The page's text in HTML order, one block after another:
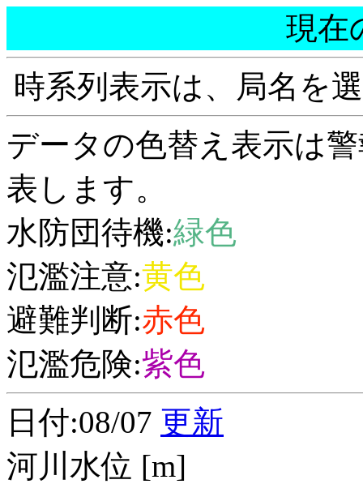
現在
時系列表示は、局名を
データの色替え表示は
表します。
水防団待機:緑色
氾濫注意:黄色
避難判断:赤色
氾濫危険:紫色
日付:08/07 更新
河川水位 [m]